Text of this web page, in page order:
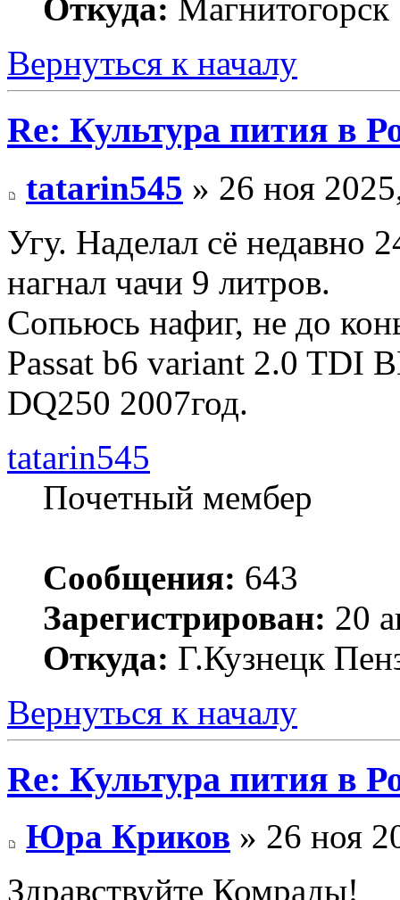
Откуда: Магнитогорск
Вернуться к началу
Re: Культура пития в
tatarin545 » 26 ноя
Угу. Наделал сё недавно
нагнал чачи 9 литров.
Сопьюсь нафиг, не до
Passat b6 variant 2.0 TDI
DQ250 2007год.
tatarin545
Почетный мембер
Сообщения: 643
Зарегистрирован: 20
Откуда: Г.Кузнецк
Вернуться к началу
Re: Культура пития в
Юра Криков » 26 ноя
Здравствуйте Комрады!